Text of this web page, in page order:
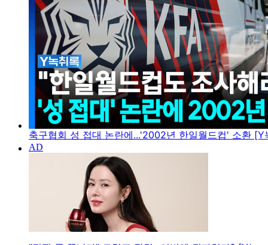
축구협회 성 접대 논란에...'2002년 한일월드컵' 소환 [Y